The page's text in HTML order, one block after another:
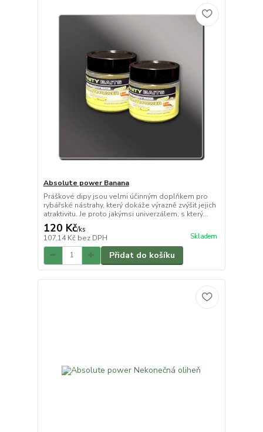
Absolute power Banana
Práškové dipy jsou velmi účinným doplňkem pro
rybářské nástrahy, který dokáže výrazně zvýšit jejich
atraktivitu. Je proto jakýmsi univerzálem, s který...
120 Kč/ks
107,14 Kč bez DPH Skladem
Přidat do košíku